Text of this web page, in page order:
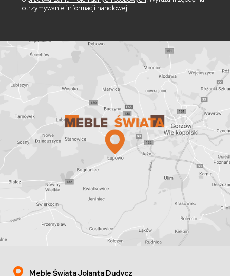
otrzymywanie informacji handlowej.
Meble Świata Jolanta Dudycz